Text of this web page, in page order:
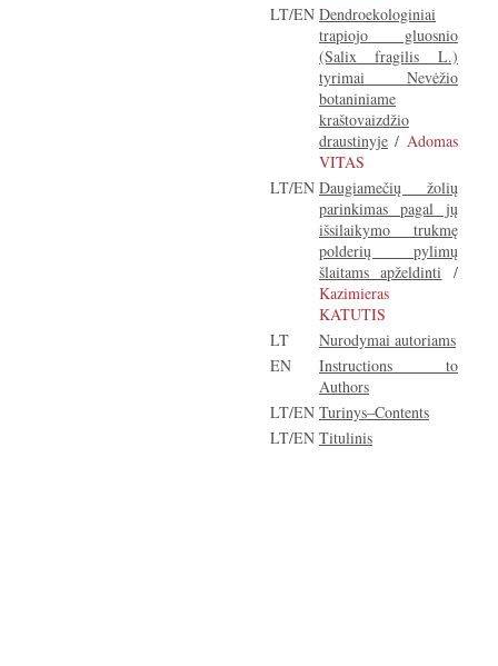
LT/EN Dendroekologiniai
trapiojo gluosnio
(Salix fragilis L.)
tyrimai Nevėžio
botaniniame
kraštovaizdžio
draustinyje / Adomas
VITAS
LT/EN Daugiamečių žolių
parinkimas pagal jų
išsilaikymo trukmę
polderių pylimų
šlaitams apželdinti /
Kazimieras
KATUTIS
LT
Nurodymai autoriams
EN
Instructions to
Authors
LT/EN Turinys–Contents
LT/EN Titulinis